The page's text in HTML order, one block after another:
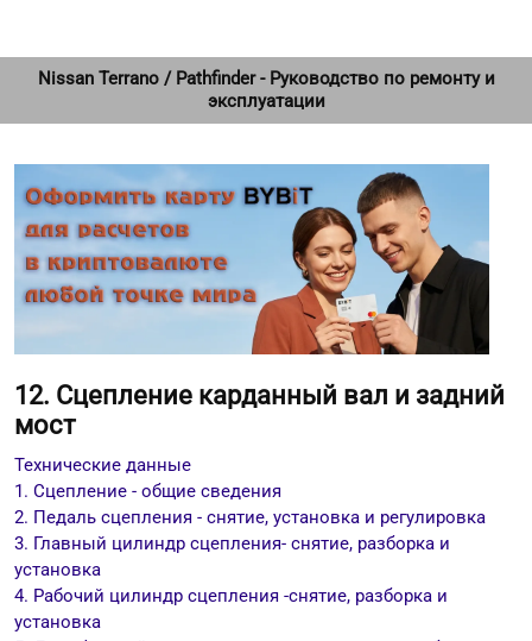
Nissan Terrano / Pathfinder - Руководство по ремонту и
эксплуатации
12. Сцепление карданный вал и задний
мост
Технические данные
1. Сцепление - общие сведения
2. Педаль сцепления - снятие, установка и регулировка
3. Главный цилиндр сцепления- снятие, разборка и
установка
4. Рабочий цилиндр сцепления -снятие, разборка и
установка